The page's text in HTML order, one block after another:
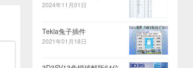
2024年11月01日
Tekla兔子插件
2021年01月18日